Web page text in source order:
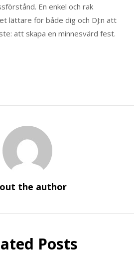
En enkel och rak
lättare för både dig och DJ:n att
att skapa en minnesvärd fest.
the author
Posts